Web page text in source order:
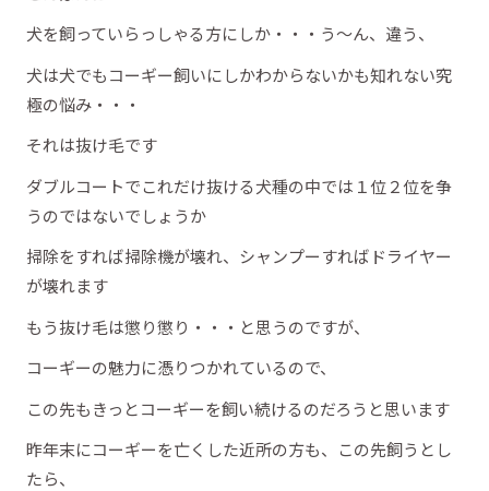
犬を飼っていらっしゃる方にしか・・・う～ん、違う、
犬は犬でもコーギー飼いにしかわからないかも知れない究
極の悩み・・・
それは抜け毛です
ダブルコートでこれだけ抜ける犬種の中では１位２位を争
うのではないでしょうか
掃除をすれば掃除機が壊れ、シャンプーすればドライヤー
が壊れます
もう抜け毛は懲り懲り・・・と思うのですが、
コーギーの魅力に憑りつかれているので、
この先もきっとコーギーを飼い続けるのだろうと思います
昨年末にコーギーを亡くした近所の方も、この先飼うとし
たら、